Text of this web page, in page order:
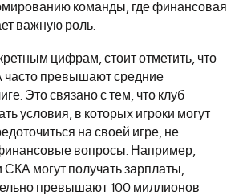
команды, где финансовая
важную роль.
цифрам, стоит отметить, что
часто превышают средние
Это связано с тем, что клуб
условия, в которых игроки могут
на своей игре, не
вопросы. Например,
могут получать зарплаты,
превышают 100 миллионов